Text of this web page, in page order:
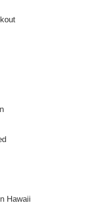
Hawaii